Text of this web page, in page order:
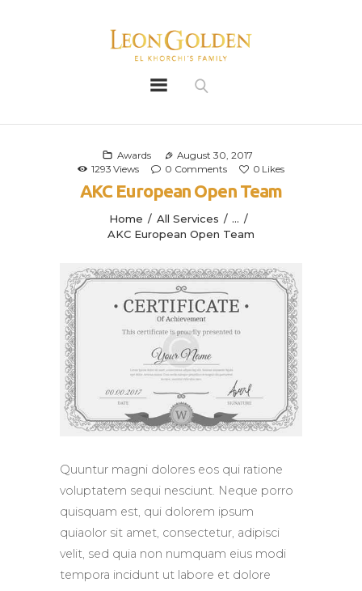
Awards
August 30, 2017
1293 Views 0 Comments 0 Likes
AKC European Open Team
Home All Services
...
AKC European Open Team
Leon Golden
Bio
Our History
Quuntur magni dolores eos qui ratione
voluptatem sequi nesciunt. Neque porro
quisquam est, qui dolorem ipsum
quiaolor sit amet, consectetur, adipisci
velit, sed quia non numquam eius modi
tempora incidunt ut labore et dolore